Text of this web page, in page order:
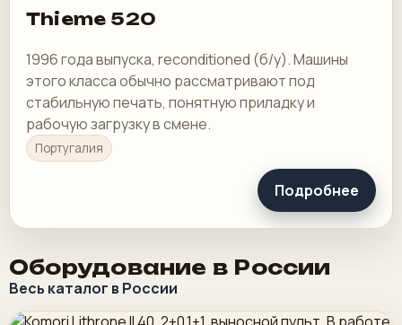
Thieme 520
1996 года выпуска, reconditioned (б/у). Машины
этого класса обычно рассматривают под
стабильную печать, понятную приладку и
рабочую загрузку в смене.
Португалия
Подробнее
Оборудование в России
Весь каталог в России